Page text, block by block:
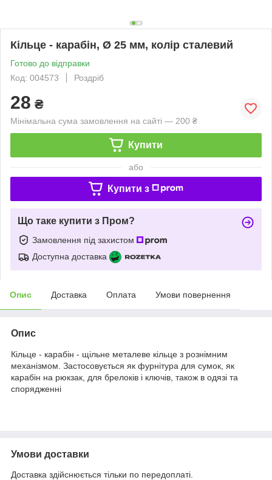
Кільце - карабін, Ø 25 мм, колір сталевий
Готово до відправки
Код: 004573
Роздріб
28 ₴
Мінімальна сума замовлення на сайті — 200 ₴
Купити
або
Купити з
Що таке купити з Пром?
Замовлення під захистом
Доступна доставка
Опис Доставка Оплата Умови повернення
Опис
Кільце - карабін - щільне металеве кільце з рознімним
механізмом. Застосовується як фурнітура для сумок, як
карабін на рюкзак, для брелоків і ключів, також в одязі та
спорядженні
Умови доставки
Доставка здійснюється тільки по передоплаті.